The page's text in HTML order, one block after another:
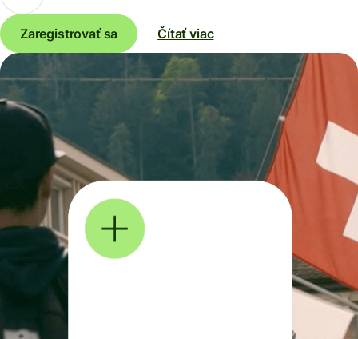
Zaregistrovať sa Čítať viac